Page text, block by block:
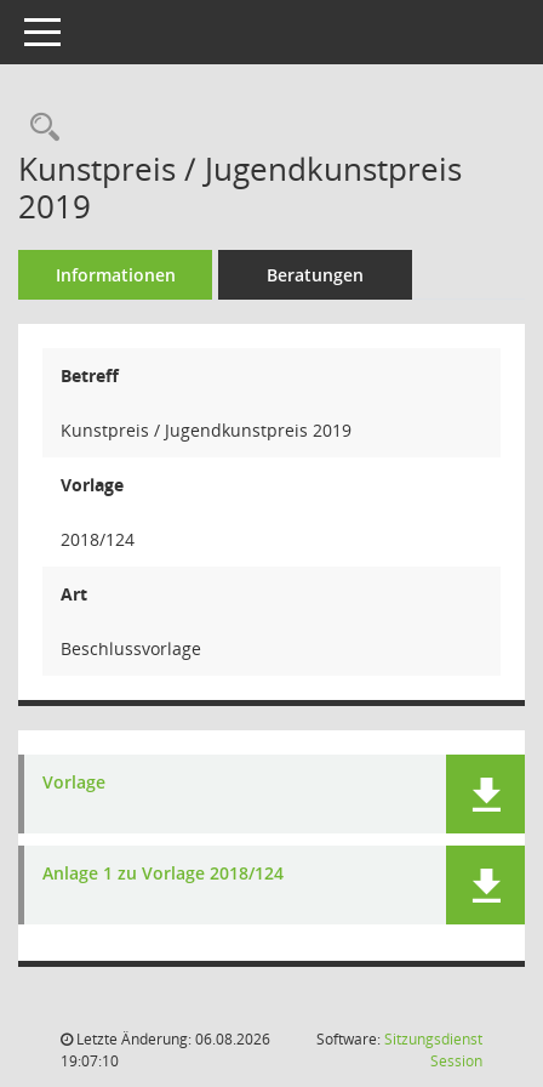
Toggle navigation
Rechercheauswahl
Kunstpreis / Jugendkunstpreis
2019
Informationen Beratungen
Betreff
Kunstpreis / Jugendkunstpreis 2019
Vorlage
2018/124
Art
Beschlussvorlage
Vorlage
Anlage 1 zu Vorlage 2018/124
Letzte Änderung: 06.08.2026
19:07:10
Software:Sitzungsdienst
Session(Wird in